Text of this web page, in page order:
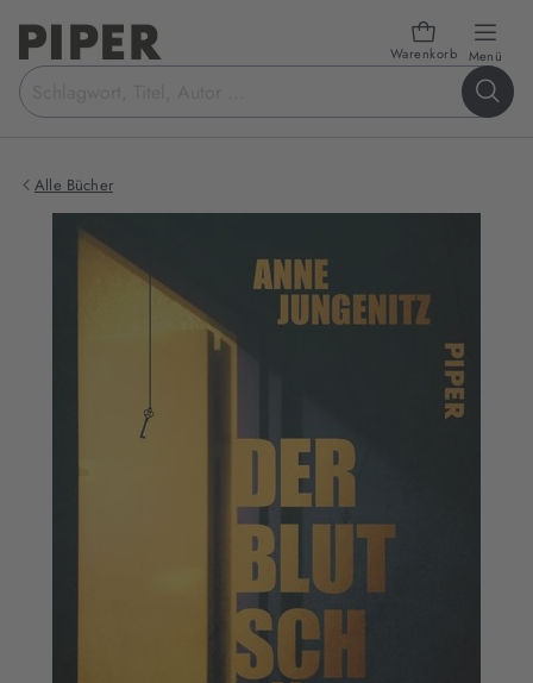
Warenkorb Menü
Suchbegriff
eingeben
Alle Bücher